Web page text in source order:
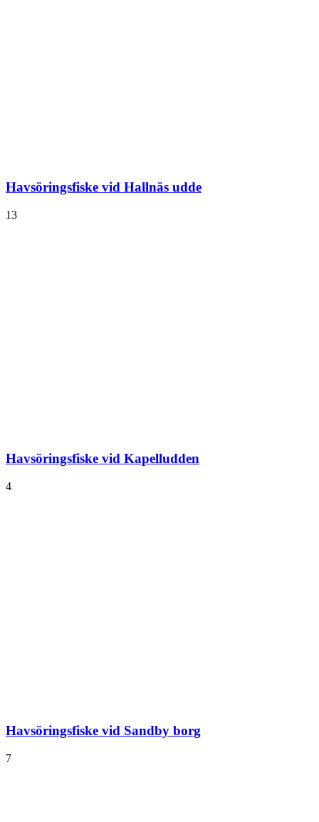
Havsöringsfiske vid Hallnäs udde
13
Havsöringsfiske vid Kapelludden
4
Havsöringsfiske vid Sandby borg
7